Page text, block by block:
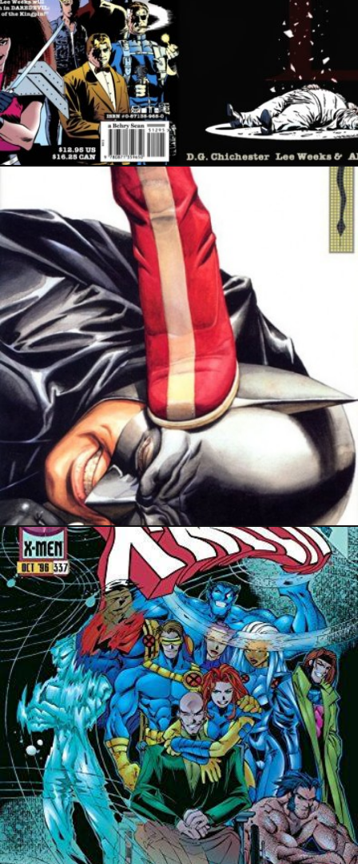
11 mai 2024
20 avril 2024